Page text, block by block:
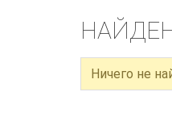
Ничего не